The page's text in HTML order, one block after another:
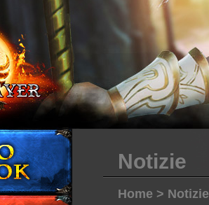
Notizie
Home > Notizie